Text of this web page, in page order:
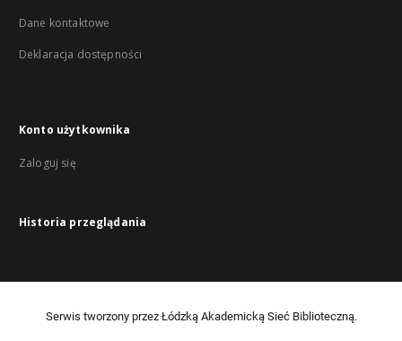
Dane kontaktowe
Deklaracja dostępności
Konto użytkownika
Zaloguj się
Historia przeglądania
Serwis tworzony przez Łódzką Akademicką Sieć Biblioteczną.